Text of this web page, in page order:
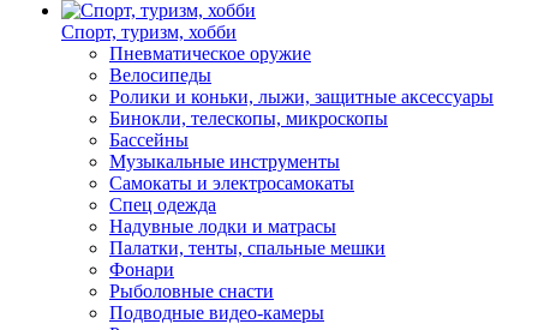
Спорт, туризм, хобби
Пневматическое оружие
Велосипеды
Ролики и коньки, лыжи, защитные аксессуары
Бинокли, телескопы, микроскопы
Бассейны
Музыкальные инструменты
Самокаты и электросамокаты
Спец одежда
Надувные лодки и матрасы
Палатки, тенты, спальные мешки
Фонари
Рыболовные снасти
Подводные видео-камеры